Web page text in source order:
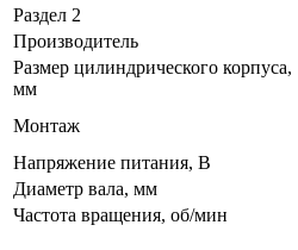
Раздел 2
Производитель
Размер цилиндрического корпуса,
мм
Монтаж
Напряжение питания, В
Диаметр вала, мм
Частота вращения, об/мин